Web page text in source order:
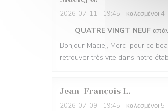
2026-07-11 - 19:45 - καλεσμένοι 4
QUATRE VINGT NEUF
Bonjour Maciej, Merci pour ce
retrouver très vite dans notre
Jean-François L
2026-07-09 - 19:45 - καλεσμένοι 5